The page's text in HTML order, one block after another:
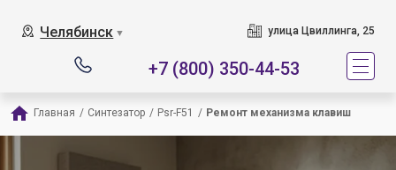
Челябинск ▼ улица Цвиллинга, 25
+7 (800) 350-44-53
Главная / Синтезатор / Psr-F51 / Ремонт механизма клавиш